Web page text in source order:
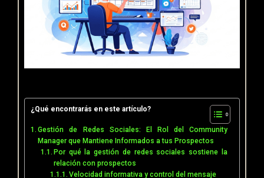
¿Qué encontrarás en este artículo?
Gestión de Redes Sociales: El Rol del Community
Manager que Mantiene Informados a tus Prospectos
Por qué la gestión de redes sociales sostiene la
relación con prospectos
Velocidad informativa y control del mensaje